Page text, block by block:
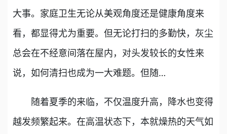
大事。家庭卫生无论从美观角度还是健康角度来
看，都显得尤为重要。但无论打扫的多勤快，灰尘
总会在不经意间落在屋内，对头发较长的女性来
说，如何清扫也成为一大难题。但随…
随着夏季的来临，不仅温度升高，降水也变得
越发频繁起来。在高温状态下，本就燥热的天气如